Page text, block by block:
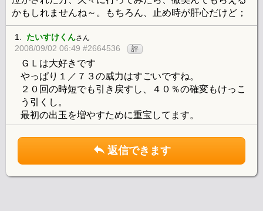
かもしれませんね～。もちろん、止め時が肝心だけど；
1. たいすけくんさん
2008/09/02 06:49 #2664536 評
ＧＬは大好きです
やっぱり１／７３の威力はすごいですね。
２０回の時短でも引き戻すし、４０％の確変もけっこ
う引くし。
最初の出玉を増やすために重宝してます。
返信できます